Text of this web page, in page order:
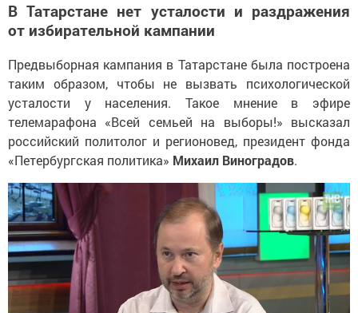
В Татарстане нет усталости и раздражения
от избирательной кампании
Предвыборная кампания в Татарстане была построена
таким образом, чтобы не вызвать психологической
усталости у населения. Такое мнение в эфире
телемарафона «Всей семьей на выборы!» высказал
российский политолог и регионовед, президент фонда
«Петербургская политика» Михаил Виноградов.